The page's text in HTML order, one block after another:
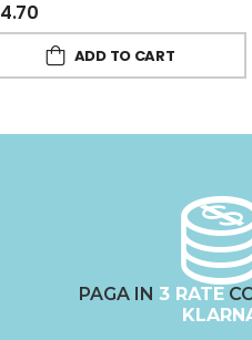
ADD TO CART
PAGA IN 3 RATE